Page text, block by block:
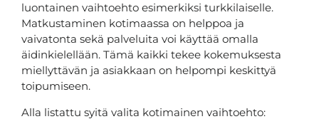
luontainen vaihtoehto esimerkiksi turkkilaiselle.
Matkustaminen kotimaassa on helppoa ja
vaivatonta sekä palveluita voi käyttää omalla
äidinkielellään. Tämä kaikki tekee kokemuksesta
miellyttävän ja asiakkaan on helpompi keskittyä
toipumiseen.
Alla listattu syitä valita kotimainen vaihtoehto: